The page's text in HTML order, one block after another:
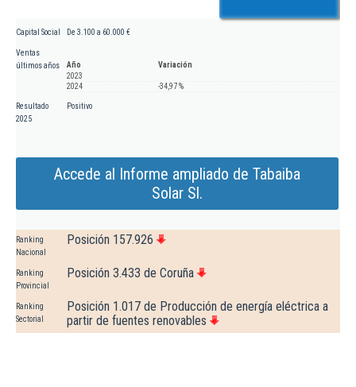
Capital Social De 3.100 a 60.000 €
Ventas
últimos años
Año
Variación
2023
2024
-34,97 %
Resultado
2025
Positivo
Accede al Informe ampliado de Tabaiba
Solar Sl.
Ranking
Nacional
Posición 157.926
Ranking
Provincial
Posición 3.433 de Coruña
Ranking
Sectorial
Posición 1.017 de Producción de energía eléctrica a
partir de fuentes renovables